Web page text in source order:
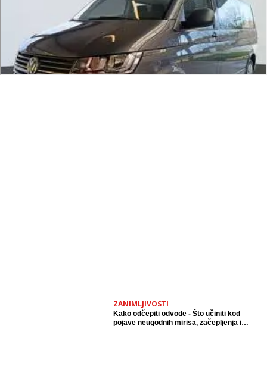
ZANIMLJIVOSTI
Kako odčepiti odvode - Što učiniti kod
pojave neugodnih mirisa, začepljenja i